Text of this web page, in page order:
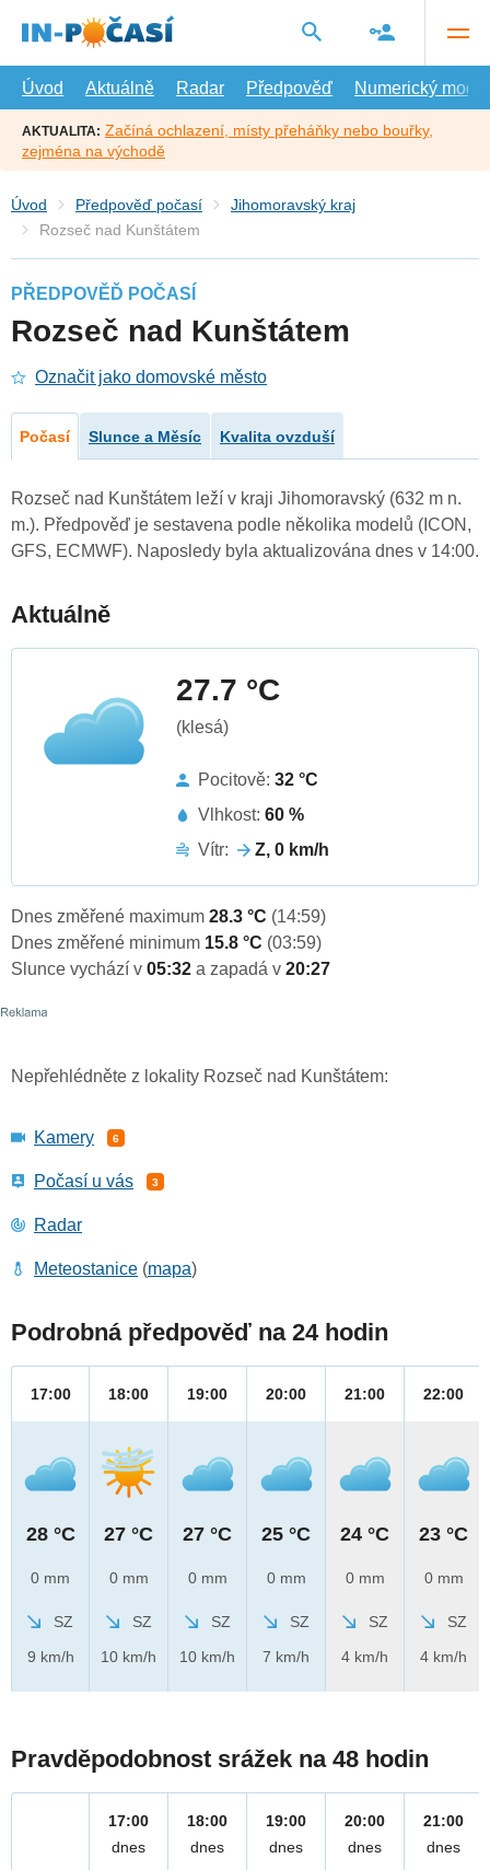
hlavní
Úvod
Aktuálně Radar Předpověď Numerický model
AKTUALITA: Začíná ochlazení, místy přeháňky nebo bouřky,
zejména na východě
Úvod Předpověď počasí
Jihomoravský kraj
Rozseč nad Kunštátem
PŘEDPOVĚĎ POČASÍ
Rozseč nad Kunštátem
Označit jako domovské město
Počasí Slunce a Měsíc Kvalita ovzduší
Rozseč nad Kunštátem leží v kraji Jihomoravský (632 m n.
m.). Předpověď je sestavena podle několika modelů (ICON,
GFS, ECMWF). Naposledy byla aktualizována dnes v 14:00.
Aktuálně
27.7 °C
(klesá)
Pocitově: 32 °C
Vlhkost: 60 %
Vítr:
Z, 0 km/h
Dnes změřené maximum 28.3 °C (14:59)
Dnes změřené minimum 15.8 °C (03:59)
Slunce vychází v 05:32 a zapadá v 20:27
Nepřehlédněte z lokality Rozseč nad Kunštátem:
Kamery 6
Počasí u vás 3
Radar
Meteostanice (mapa)
Podrobná předpověď na 24 hodin
17:00
28 °C
0 mm
SZ
9 km/h
18:00
27 °C
0 mm
SZ
10 km/h
19:00
27 °C
0 mm
SZ
10 km/h
20:00
25 °C
0 mm
SZ
7 km/h
21:00
24 °C
0 mm
SZ
4 km/h
22:00
23 °C
0 mm
SZ
4 km/h
Pravděpodobnost srážek na 48 hodin
17:00
dnes
18:00
dnes
19:00
dnes
20:00
dnes
21:00
dnes